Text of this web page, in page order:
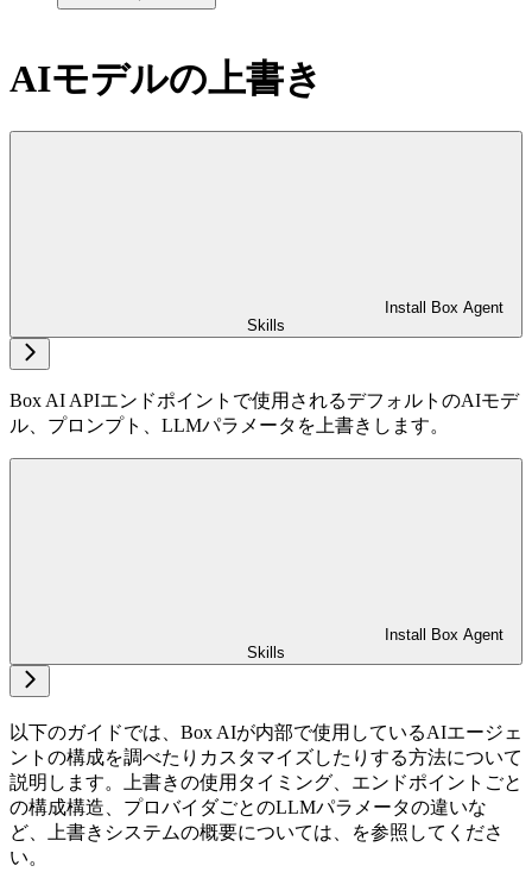
AIモデルの上書き
Install Box Agent
Skills
Box AI APIエンドポイントで使用されるデフォルトのAIモデ
ル、プロンプト、LLMパラメータを上書きします。
Install Box Agent
Skills
以下のガイドでは、Box AIが内部で使用しているAIエージェ
ントの構成を調べたりカスタマイズしたりする方法について
説明します。上書きの使用タイミング、エンドポイントごと
の構成構造、プロバイダごとのLLMパラメータの違いな
ど、上書きシステムの概要については、
を参照してくださ
い。